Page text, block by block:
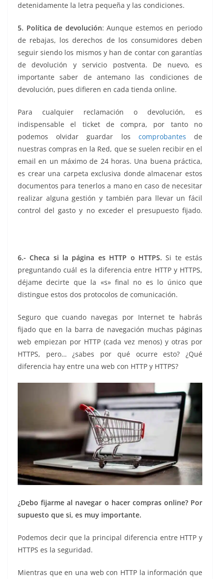
detenidamente la letra pequeña y las condiciones.
5. Política de devolución: Aunque estemos en periodo
de rebajas, los derechos de los consumidores deben
seguir siendo los mismos y han de contar con garantías
de devolución y servicio postventa. De nuevo, es
importante saber de antemano las condiciones de
devolución, pues difieren en cada tienda online.
Para cualquier reclamación o devolución, es
indispensable el ticket de compra, por tanto no
podemos olvidar guardar los comprobantes de
nuestras compras en la Red, que se suelen recibir en el
email en un máximo de 24 horas. Una buena práctica,
es crear una carpeta exclusiva donde almacenar estos
documentos para tenerlos a mano en caso de necesitar
realizar alguna gestión y también para llevar un fácil
control del gasto y no exceder el presupuesto fijado.
6.- Checa si la página es HTTP o HTTPS. Si te estás
preguntando cuál es la diferencia entre HTTP y HTTPS,
déjame decirte que la «s» final no es lo único que
distingue estos dos protocolos de comunicación.
Seguro que cuando navegas por Internet te habrás
fijado que en la barra de navegación muchas páginas
web empiezan por HTTP (cada vez menos) y otras por
HTTPS, pero… ¿sabes por qué ocurre esto? ¿Qué
diferencia hay entre una web con HTTP y HTTPS?
¿Debo fijarme al navegar o hacer compras online? Por
supuesto que si, es muy importante.
Podemos decir que la principal diferencia entre HTTP y
HTTPS es la seguridad.
Mientras que en una web con HTTP la información que